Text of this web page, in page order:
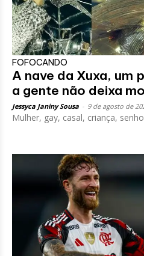
FOFOCANDO
A nave da Xuxa, um
a gente não deixa
Jessyca Janiny Sousa 9 de agosto de
Mulher, gay, casal, criança,